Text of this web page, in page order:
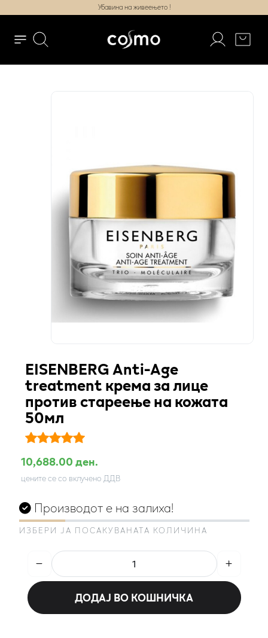
Убавина на живеењето !
EISENBERG Anti-Аge
treatment крема за лице
против стареење на кожата
50мл
10,688.00 ден.
цените се со вклучено ДДВ
Производот е на залиха!
ИЗБЕРИ ЈА ПОСАКУВАНАТА КОЛИЧИНА
ДОДАЈ ВО КОШНИЧКА